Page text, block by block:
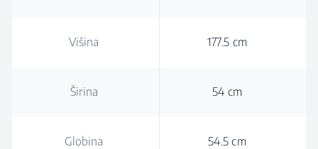
Višina 177.5 cm
Širina 54 cm
Globina 54.5 cm